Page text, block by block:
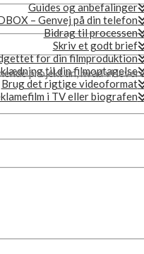
Guides og anbefalinger
– Genvej på din telefon
Bidrag til processen
Skriv et godt brief
for din filmproduktion
til din filmoptagelse
Brug det rigtige videoformat
i TV eller biografen
projekt an, hvad vi